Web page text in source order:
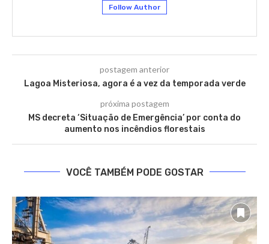
Follow Author
postagem anterior
Lagoa Misteriosa, agora é a vez da temporada verde
próxima postagem
MS decreta ‘Situação de Emergência’ por conta do
aumento nos incêndios florestais
VOCÊ TAMBÉM PODE GOSTAR